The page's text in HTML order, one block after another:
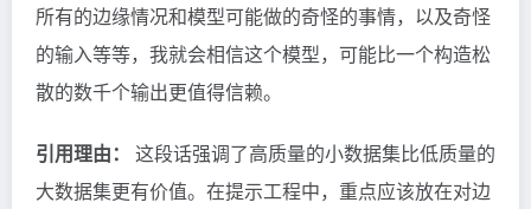
所有的边缘情况和模型可能做的奇怪的事情，以及奇怪
的输入等等，我就会相信这个模型，可能比一个构造松
散的数千个输出更值得信赖。
引用理由：
这段话强调了高质量的小数据集比低质量的
大数据集更有价值。在提示工程中，重点应该放在对边